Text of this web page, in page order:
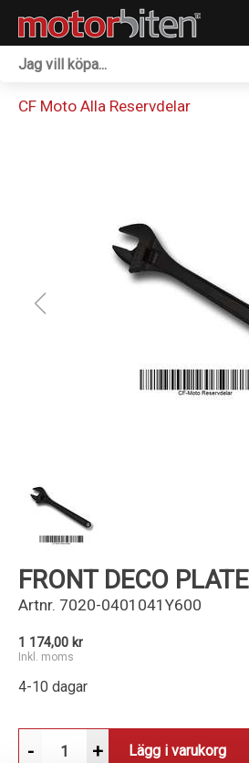
CF Moto Alla Reservdelar
FRONT DECO PLATE
Artnr. 7020-0401041Y600
1 174,00 kr
Inkl. moms
4-10 dagar
- + Lägg i varukorg